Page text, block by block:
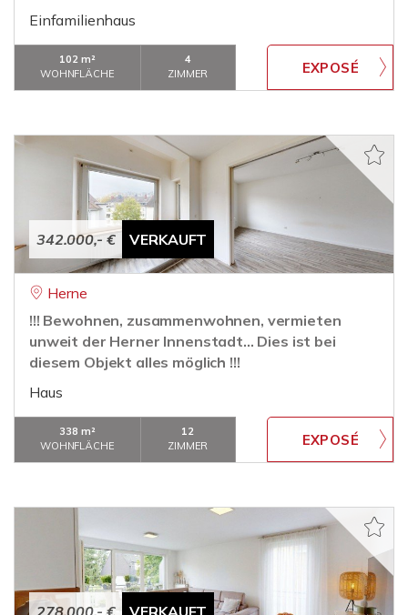
Einfamilienhaus
102 m²
WOHNFLÄCHE
4
ZIMMER
342.000,- € VERKAUFT
Herne
!!! Bewohnen, zusammenwohnen, vermieten
unweit der Herner Innenstadt... Dies ist bei
diesem Objekt alles möglich !!!
Haus
338 m²
WOHNFLÄCHE
12
ZIMMER
278.000,- € VERKAUFT